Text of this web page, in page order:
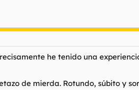
he tenido una
de mierda. Rotundo, súbito y